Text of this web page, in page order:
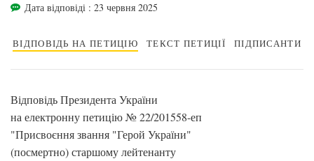
Дата відповіді : 23 червня 2025
ВІДПОВІДЬ НА ПЕТИЦІЮ ТЕКСТ ПЕТИЦІЇ ПІДПИСАНТИ
Відповідь Президента України
на електронну петицію № 22/201558-еп
"Присвоєння звання "Герой України"
(посмертно) старшому лейтенанту